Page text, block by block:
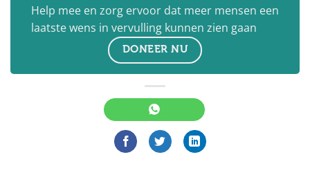
Help mee en zorg ervoor dat meer mensen een
laatste wens in vervulling kunnen zien gaan
DONEER NU